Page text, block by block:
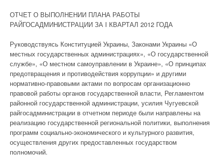
ОТЧЕТ О ВЫПОЛНЕНИИ ПЛАНА РАБОТЫ
РАЙГОСАДМИНИСТРАЦИИ ЗА I КВАРТАЛ 2012 ГОДА
Руководствуясь Конституцией Украины, Законами Украины «О
местных государственных администрациях», «О государственной
службе», «О местном самоуправлении в Украине», «О принципах
предотвращения и противодействия коррупции» и другими
нормативно-правовыми актами по вопросам организационно
правовой работы органов государственной власти, Регламентом
районной государственной администрации, усилия Чугуевской
райгосадминистрации в отчетном периоде были направлены на
реализацию государственной региональной политики, выполнения
программ социально-экономического и культурного развития,
осуществления других предоставленных государством
полномочий.